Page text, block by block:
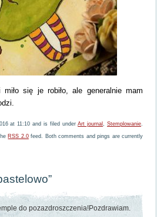
się je robiło, ale generalnie mam
at 11:10 and is filed underArt journal,Stemplowanie.
RSS 2.0feed. Both comments and pings are currently
do pozazdroszczenia!Pozdrawiam.